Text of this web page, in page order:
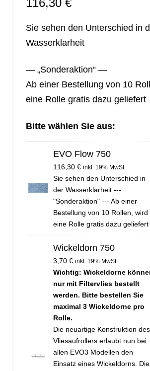
Sie sehen den Unterschied in
Wasserklarheit
— „Sonderaktion“ —
Ab einer Bestellung von 10
eine Rolle gratis dazu geliefert
Bitte wählen Sie aus:
EVO Flow 750
116,30 € inkl. 19% MwSt.
Sie sehen den Unterschied in
der Wasserklarheit ---
"Sonderaktion" --- Ab einer
Bestellung von 10 Rollen, wird
eine Rolle gratis dazu geliefert
Wickeldorn 750
3,70 € inkl. 19% MwSt.
Wichtig: Wickeldorne
nur mit Filtervlies bestellt
werden. Bitte bestellen Sie
maximal 3 Wickeldorne pro
Rolle.
Die neuartige Konstruktion des
Vliesaufrollers erlaubt nun bei
allen EVO3 Modellen den
Einsatz eines Wickeldorns.